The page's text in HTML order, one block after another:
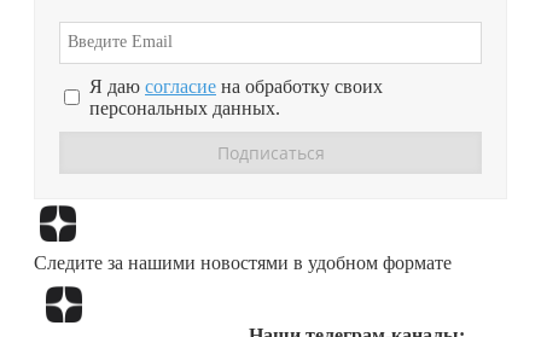
Я даю согласие на обработку своих
персональных данных.
Следите за нашими новостями в удобном формате